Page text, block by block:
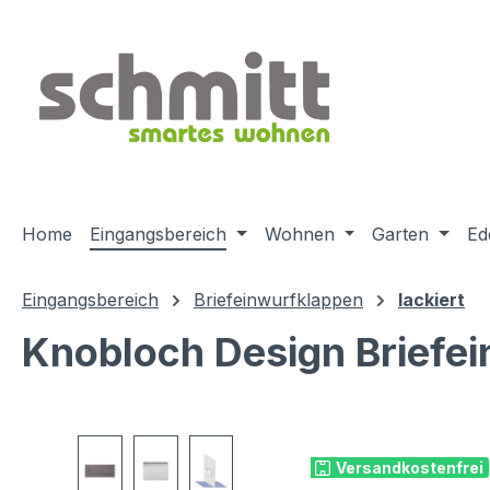
Home Eingangsbereich Wohnen Garten
Eingangsbereich Briefeinwurfklappen lackiert
Knobloch Design
Versandkostenfrei